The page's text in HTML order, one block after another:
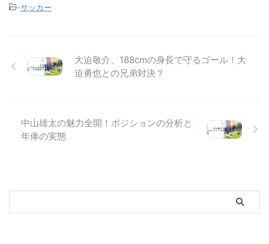
-サッカー
大迫敬介、188cmの身長で守るゴール！大
迫勇也との兄弟対決？
中山雄太の魅力全開！ポジションの分析と
年俸の実態